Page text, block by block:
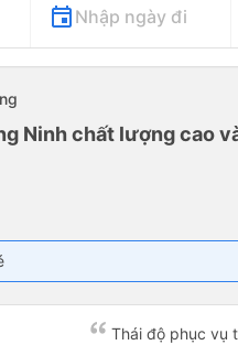
Nhập ngày đi
Ninh chất lượng cao
Thái độ phục vụ